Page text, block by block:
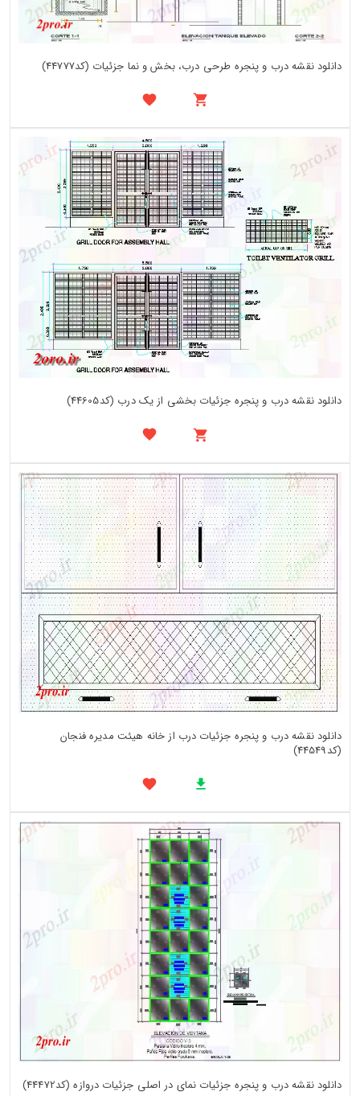
دانلود نقشه درب و پنجره طرحی درب، بخش و نما جزئیات (کد44777)
دانلود نقشه درب و پنجره جزئیات بخشی از یک درب (کد44605)
دانلود نقشه درب و پنجره جزئیات درب از خانه هیئت مدیره فنجان
(کد44549)
دانلود نقشه درب و پنجره جزئیات نمای در اصلی جزئیات دروازه (کد44472)